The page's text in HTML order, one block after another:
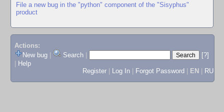
File a new bug in the "python" component of the "Sisyphus"
product
Actions:
New bug
Search
[?]
Help
Register
Log In Forgot Password EN RU